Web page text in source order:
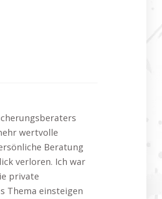
wertvolle
Beratung
verloren. Ich war
private
Thema einsteigen